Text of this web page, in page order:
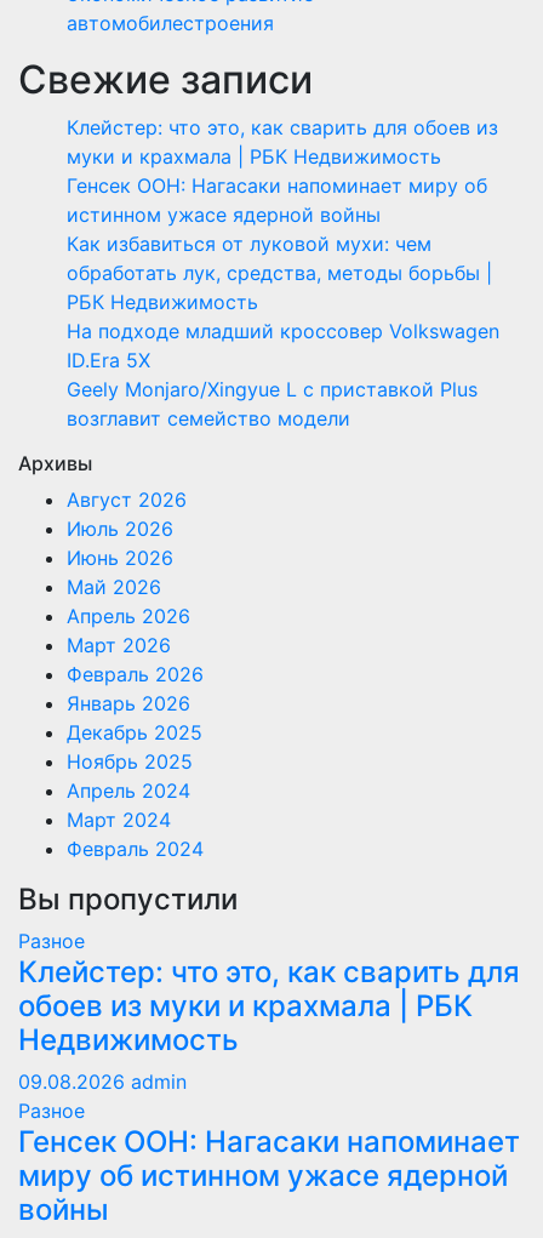
автомобилестроения
Свежие записи
Клейстер: что это, как сварить для обоев из
муки и крахмала | РБК Недвижимость
Генсек ООН: Нагасаки напоминает миру об
истинном ужасе ядерной войны
Как избавиться от луковой мухи: чем
обработать лук, средства, методы борьбы |
РБК Недвижимость
На подходе младший кроссовер Volkswagen
ID.Era 5X
Geely Monjaro/Xingyue L с приставкой Plus
возглавит семейство модели
Архивы
Август 2026
Июль 2026
Июнь 2026
Май 2026
Апрель 2026
Март 2026
Февраль 2026
Январь 2026
Декабрь 2025
Ноябрь 2025
Апрель 2024
Март 2024
Февраль 2024
Вы пропустили
Разное
Клейстер: что это, как сварить для
обоев из муки и крахмала | РБК
Недвижимость
09.08.2026 admin
Разное
Генсек ООН: Нагасаки напоминает
миру об истинном ужасе ядерной
войны